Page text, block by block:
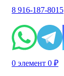
8 916-187-8015
0 элемент 0 ₽